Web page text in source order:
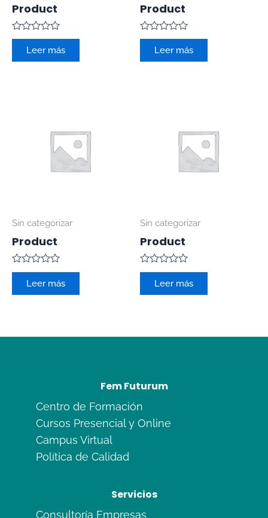
Product
Valorado
Leer más
Product
Valorado
Leer más
Sin categorizar
Product
Valorado
Leer más
Sin categorizar
Product
Valorado
Leer más
Fem Futurum
Centro de Formación
Cursos Presencial y Online
Campus Virtual
Política de Calidad
Servicios
Consultoría Empresas